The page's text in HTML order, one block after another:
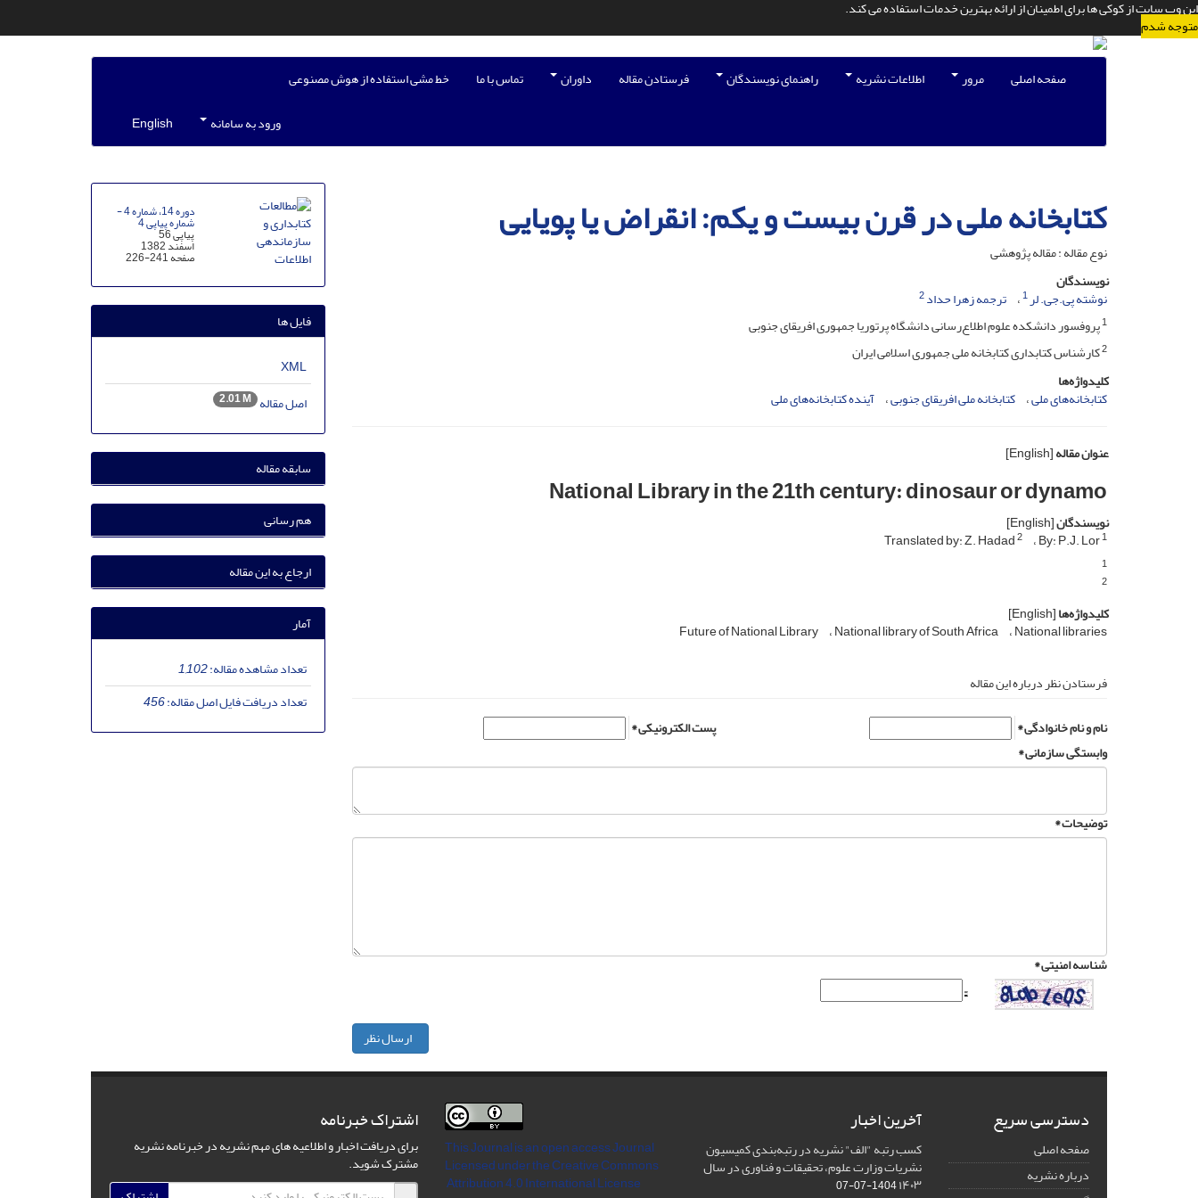
این وب سایت از کوکی ها برای اطمینان از ارائه بهترین خدمات استفاده می کند.
متوجه شدم
صفحه اصلی مرور اطلاعات نشریه راهنمای نویسندگان فرستادن مقاله داوران تماس با ما
خط مشی استفاده از هوش مصنوعی
ورود به سامانه
English
کتابخانه ملی در قرن بیست و یکم: انقراض یا پویایی
نوع مقاله : مقاله پژوهشی
نویسندگان
نوشته پی.جی. لر1 ترجمه زهرا حداد2
1پروفسور دانشکده علوم اطلاع‌رسانی دانشگاه پرتوریا جمهوری افریقای جنوبی
2کارشناس کتابداری کتابخانه ملی جمهوری اسلامی ایران
کلیدواژه‌ها
کتابخانه‌های ملی کتابخانه ملی افریقای جنوبی آینده کتابخانه‌های ملی
عنوان مقاله[English]
National Library in the 21th century: dinosaur or dynamo
نویسندگان[English]
By: P.J. Lor1
Translated by: Z. Hadad2
1
2
کلیدواژه‌ها[English]
National libraries
National library of South Africa
Future of National Library
فرستادن نظر درباره این مقاله
نام و نام خانوادگی *
پست الکترونیکی *
وابستگی سازمانی *
توضیحات *
شناسه امنیتی *
ارسال نظر
دوره 14، شماره 4 -
شماره پیاپی 4
پیاپی 56
اسفند 1382
صفحه226-241
فایل ها
XML
اصل مقاله 2.01 M
سابقه مقاله
هم رسانی
ارجاع به این مقاله
آمار
تعداد مشاهده مقاله:1,102
تعداد دریافت فایل اصل مقاله:456
دسترسی سریع
صفحه اصلی
درباره نشریه
آخرین اخبار
کسب رتبه "الف" نشریه در رتبه‌بندی کمیسیون
نشریات وزارت علوم، تحقیقات و فناوری در سال
۱۴۰۳1404-07-07
This Journal is an open access Journal
Licensedunder the Creative Commons
Attribution 4.0 International License
اشتراک خبرنامه
برای دریافت اخبار و اطلاعیه های مهم نشریه در خبرنامه نشریه
مشترک شوید.